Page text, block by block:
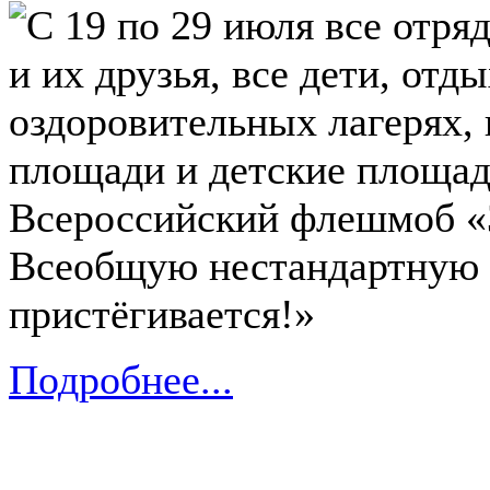
С 19 по 29 июля все
и их друзья, все дети,
оздоровительных
площади и детские
Всероссийский флешмоб
Всеобщую нестандартную
пристёгивается!»
Подробнее...